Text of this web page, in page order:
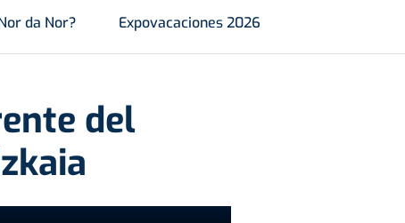
da Nor? Expovacaciones 2026
del